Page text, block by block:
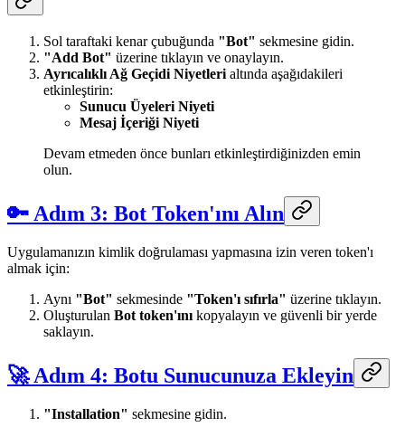
Sol taraftaki kenar çubuğunda "Bot" sekmesine gidin.
"Add Bot" üzerine tıklayın ve onaylayın.
Ayrıcalıklı Ağ Geçidi Niyetleri altında aşağıdakileri
etkinleştirin:
Sunucu Üyeleri Niyeti
Mesaj İçeriği Niyeti
Devam etmeden önce bunları etkinleştirdiğinizden emin
olun.
🔑 Adım 3: Bot Token'ını Alın
Uygulamanızın kimlik doğrulaması yapmasına izin veren token'ı
almak için:
Aynı "Bot" sekmesinde "Token'ı sıfırla" üzerine tıklayın.
Oluşturulan Bot token'ını kopyalayın ve güvenli bir yerde
saklayın.
🚀 Adım 4: Botu Sunucunuza Ekleyin
"Installation" sekmesine gidin.